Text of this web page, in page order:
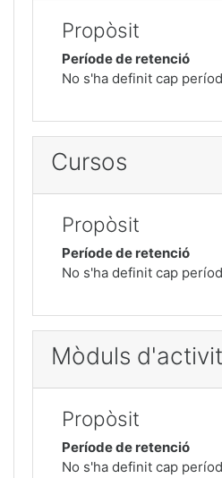
Propòsit
Període de retenció
No s'ha definit cap
Cursos
Propòsit
Període de retenció
No s'ha definit cap
Mòduls
Propòsit
Període de retenció
No s'ha definit cap